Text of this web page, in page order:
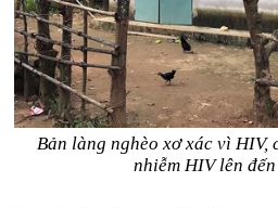
Bản làng nghèo xơ xác vì HIV,
nhiễm HIV lên